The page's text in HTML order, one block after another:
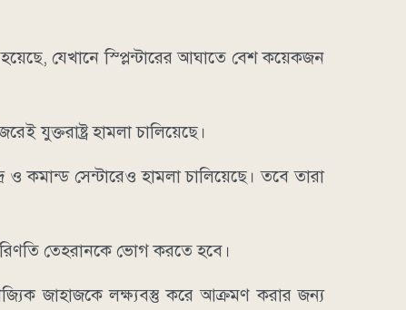
যেখানে স্প্লিন্টারের আঘাতে বেশ কয়েকজন
যুক্তরাষ্ট্র হামলা চালিয়েছে।
ও কমান্ড সেন্টারেও হামলা চালিয়েছে। তবে তারা
তেহরানকে ভোগ করতে হবে।
জাহাজকে লক্ষ্যবস্তু করে আক্রমণ করার জন্য